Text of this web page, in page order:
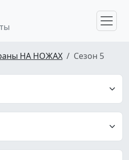
НА НОЖАХ Сезон 5